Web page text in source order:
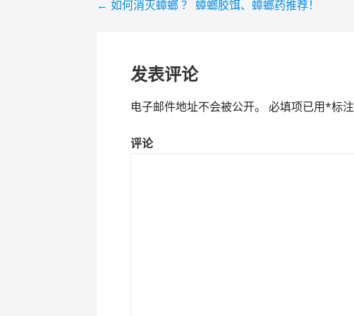
文
← 如何消灭蟑螂 ？ 蟑螂胶饵、蟑螂药推荐！
发表评论
电子邮件地址不会被公开。 必填项已用*标注
评论